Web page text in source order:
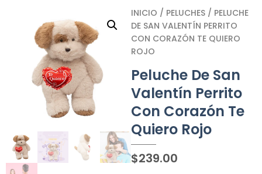
INICIO / PELUCHES / PELUCHE
DE SAN VALENTÍN PERRITO
CON CORAZÓN TE QUIERO
ROJO
Peluche De San
Valentín Perrito
Con Corazón Te
Quiero Rojo
$239.00